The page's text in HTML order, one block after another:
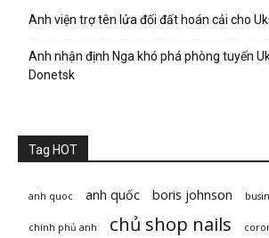
Anh viện trợ tên lửa đối đất hoán cải cho
Anh nhận định Nga khó phá phòng tuyến
Donetsk
Tag HOT
anh quoc anh quốc boris johnson
chính phủ anh chủ shop nails